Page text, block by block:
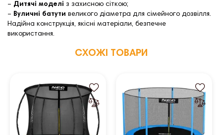
– Дитячі моделі з захисною сіткою;
– Вуличні батути великого діаметра для сімейного дозвілля.
Надійна конструкція, якісні матеріали, безпечне
використання.
СХОЖІ ТОВАРИ